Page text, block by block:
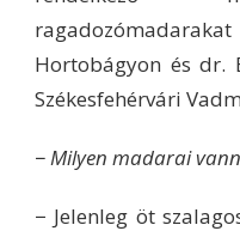
Hortobágyon és dr.
Székesfehérvári
− Milyen madarai
− Jelenleg öt